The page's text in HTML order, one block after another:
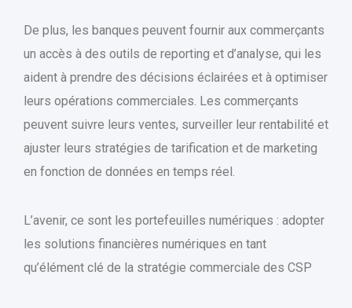
De plus, les banques peuvent fournir aux commerçants
un accès à des outils de reporting et d’analyse, qui les
aident à prendre des décisions éclairées et à optimiser
leurs opérations commerciales. Les commerçants
peuvent suivre leurs ventes, surveiller leur rentabilité et
ajuster leurs stratégies de tarification et de marketing
en fonction de données en temps réel.
L’avenir, ce sont les portefeuilles numériques : adopter
les solutions financières numériques en tant
qu’élément clé de la stratégie commerciale des CSP